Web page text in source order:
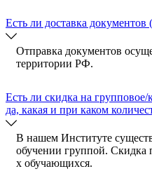
Есть ли доставка
Отправка документов
территории РФ.
Есть ли скидка на групповое/
да, какая и при каком
В нашем Институте
обучении группой. Скидка
х обучающихся.